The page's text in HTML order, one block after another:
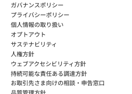
ガバナンスポリシー
プライバシーポリシー
個人情報の取り扱い
オプトアウト
サステナビリティ
人権方針
ウェブアクセシビリティ方針
持続可能な責任ある調達方針
お取引先さま向けの相談・申告窓口